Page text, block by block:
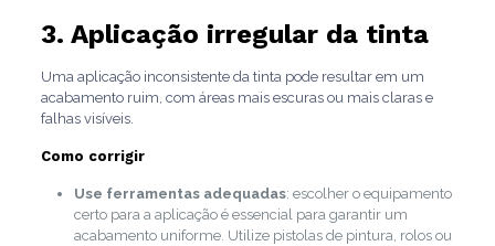
3. Aplicação irregular da tinta
Uma aplicação inconsistente da tinta pode resultar em um
acabamento ruim, com áreas mais escuras ou mais claras e
falhas visíveis.
Como corrigir
Use ferramentas adequadas: escolher o equipamento
certo para a aplicação é essencial para garantir um
acabamento uniforme. Utilize pistolas de pintura, rolos ou